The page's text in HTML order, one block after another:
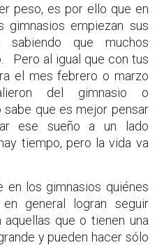
peso, es por ello que en
gimnasios empiezan sus
sabiendo que muchos
Pero al igual que con tus
el mes febrero o marzo
del gimnasio o
que es mejor pensar
ese sueño a un lado
tiempo, pero la vida va
en los gimnasios quiénes
general logran seguir
que o tienen una
y pueden hacer sólo